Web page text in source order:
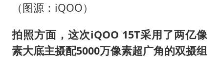
（图源：iQOO）
拍照方面，这次iQOO 15T采用了两亿像
素大底主摄配5000万像素超广角的双摄组